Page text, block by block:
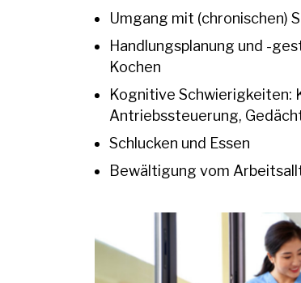
Umgang mit (chronischen)
Handlungsplanung und -
Kochen
Kognitive Schwierigkeiten:
Antriebssteuerung,
Schlucken und Essen
Bewältigung vom